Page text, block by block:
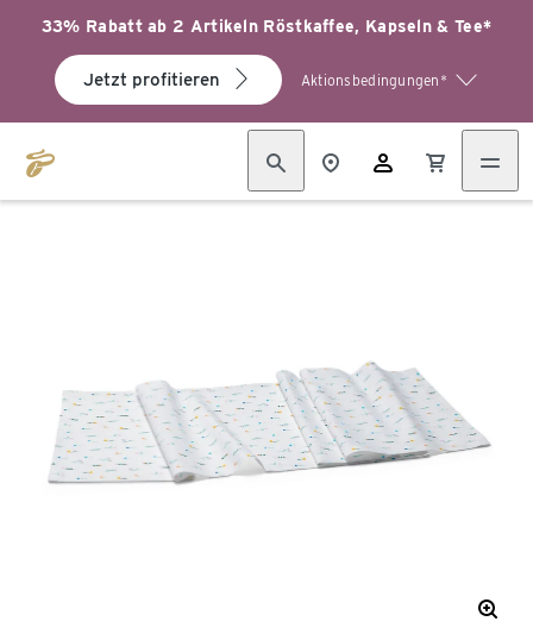
33% Rabatt ab 2 Artikeln Röstkaffee, Kapseln & Tee*
Jetzt profitieren Aktionsbedingungen*